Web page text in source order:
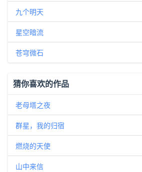
九个明天
星空暗流
苍穹微石
猜你喜欢的作品
老母塔之夜
群星，我的归宿
燃烧的天使
山中来信